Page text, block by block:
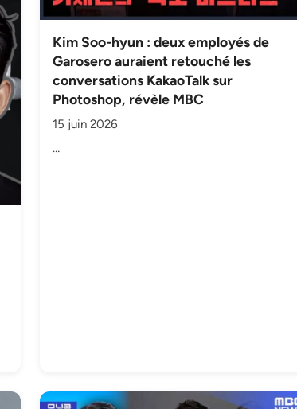
Kim Soo-hyun : deux employés de
Garosero auraient retouché les
conversations KakaoTalk sur
Photoshop, révèle MBC
15 juin 2026
…